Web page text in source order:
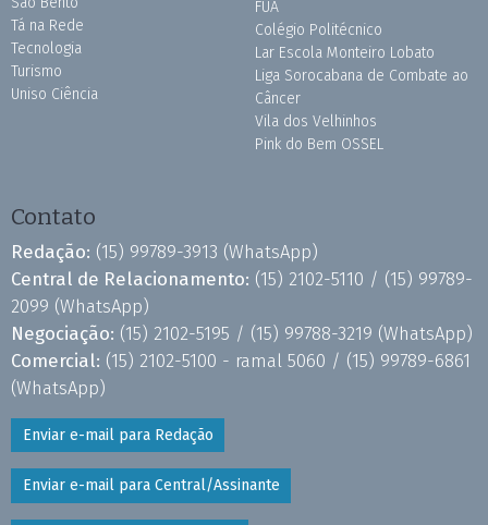
Tá na Rede
Tecnologia
Turismo
Uniso Ciência
FUA
Colégio Politécnico
Lar Escola Monteiro Lobato
Liga Sorocabana de Combate ao
Câncer
Vila dos Velhinhos
Pink do Bem OSSEL
Contato
Redação: (15) 99789-3913 (WhatsApp)
Central de Relacionamento: (15) 2102-5110 / (15) 99789-
2099 (WhatsApp)
Negociação: (15) 2102-5195 / (15) 99788-3219 (WhatsApp)
Comercial: (15) 2102-5100 - ramal 5060 / (15) 99789-6861
(WhatsApp)
Enviar e-mail para Redação
Enviar e-mail para Central/Assinante